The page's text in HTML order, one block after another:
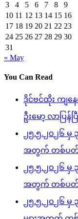
3
4 5 6 7 8
9
10 11 12 13 14 15 16
17 18 19 20 21 22 23
24 25 26 27 28 29 30
31
« May
You Can Read
ဒိုင်ဗင်ထိုး ကျန
ဦးမော့ လာပြန်ပြီ
၂၅.၅.၂၀၂၆ မှ
အတွက် တစ်ပတ်စ
၂၅.၅.၂၀၂၆ မှ
အတွက် တစ်ပတ်စ
၂၅.၅.၂၀၂၆